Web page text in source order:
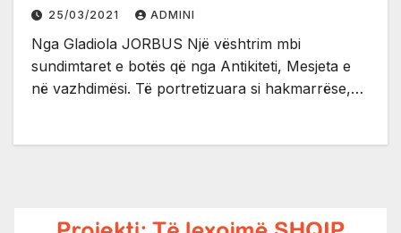
25/03/2021 ADMINI
Nga Gladiola JORBUS Një vështrim mbi
sundimtaret e botës që nga Antikiteti, Mesjeta e
në vazhdimësi. Të portretizuara si hakmarrëse,…